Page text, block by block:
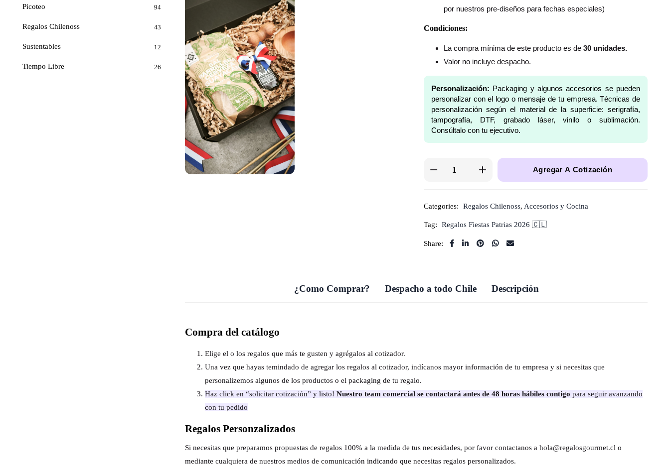
por nuestros pre-diseños para fechas especiales)
Condiciones:
La compra mínima de este producto es de 30 unidades.
Valor no incluye despacho.
Personalización: Packaging y algunos accesorios se pueden
personalizar con el logo o mensaje de tu empresa. Técnicas de
personalización según el material de la superficie: serigrafía,
tampografía, DTF, grabado láser, vinilo o sublimación.
Consúltalo con tu ejecutivo.
Agregar A Cotización
Categories: Regalos Chilenoss, Accesorios y Cocina
Tag: Regalos Fiestas Patrias 2026 🇨🇱
Share:
¿Como Comprar? Despacho a todo Chile Descripción
Compra del catálogo
Elige el o los regalos que más te gusten y agrégalos al cotizador.
Una vez que hayas temindado de agregar los regalos al cotizador, indícanos mayor información de tu empresa y si necesitas que
personalizemos algunos de los productos o el packaging de tu regalo.
Haz click en “solicitar cotización” y listo! Nuestro team comercial se contactará antes de 48 horas hábiles contigo para seguir avanzando
con tu pedido
Regalos Personzalizados
Si necesitas que preparamos propuestas de regalos 100% a la medida de tus necesidades, por favor contactanos a hola@regalosgourmet.cl o
mediante cualquiera de nuestros medios de comunicación indicando que necesitas regalos personalizados.
Picoteo 94
Regalos Chilenoss 43
Sustentables 12
Tiempo Libre 26